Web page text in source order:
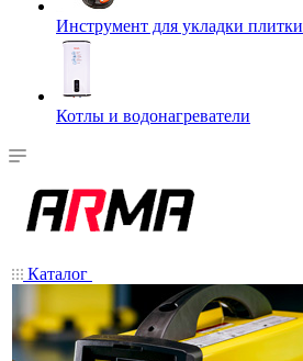
Инструмент для укладки плитки
Котлы и водонагреватели
Каталог